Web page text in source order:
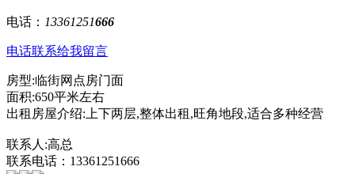
电话： 13361251666
电话联系给我留言
房型:临街网点房门面
面积:650平米左右
出租房屋介绍:上下两层,整体出租,旺角地段,适合多种经营
联系人:高总
联系电话：13361251666